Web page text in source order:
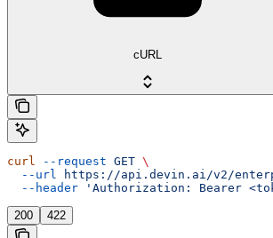
cURL
curl --request GET \
  --url
https://api.devin.ai/v2/
  --header
'Authorization: Bearer
200 422